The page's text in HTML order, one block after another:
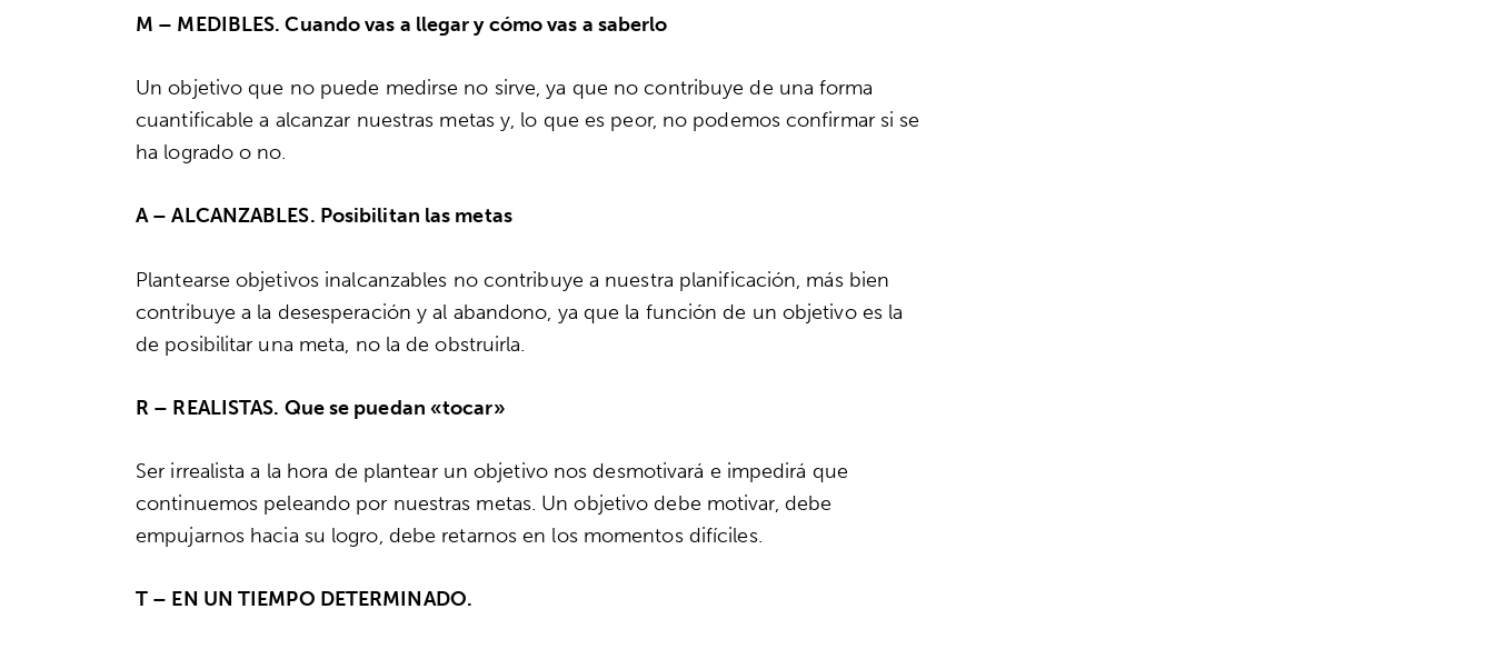
M – MEDIBLES. Cuando vas a llegar y cómo vas a saberlo
Un objetivo que no puede medirse no sirve, ya que no contribuye de una forma
cuantificable a alcanzar nuestras metas y, lo que es peor, no podemos confirmar si se
ha logrado o no.
A– ALCANZABLES. Posibilitan las metas
Plantearse objetivos inalcanzables no contribuye a nuestra planificación, más bien
contribuye a la desesperación y al abandono, ya que la función de un objetivo es la
de posibilitar una meta, no la de obstruirla.
R – REALISTAS. Que se puedan «tocar»
Ser irrealista a la hora de plantear un objetivo nos desmotivará e impedirá que
continuemos peleando por nuestras metas. Un objetivo debe motivar, debe
empujarnos hacia su logro, debe retarnos en los momentos difíciles.
T – EN UN TIEMPO DETERMINADO.